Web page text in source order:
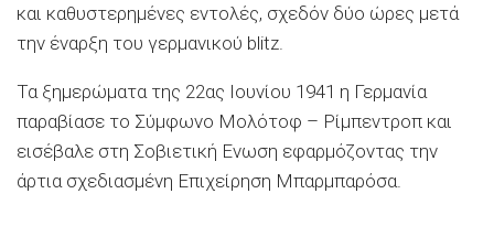
και καθυστερημένες εντολές, σχεδόν δύο ώρες μετά
την έναρξη του γερμανικού blitz.
Τα ξημερώματα της 22ας Ιουνίου 1941 η Γερμανία
παραβίασε το Σύμφωνο Μολότοφ – Ρίμπεντροπ και
εισέβαλε στη Σοβιετική Ενωση εφαρμόζοντας την
άρτια σχεδιασμένη Επιχείρηση Μπαρμπαρόσα.